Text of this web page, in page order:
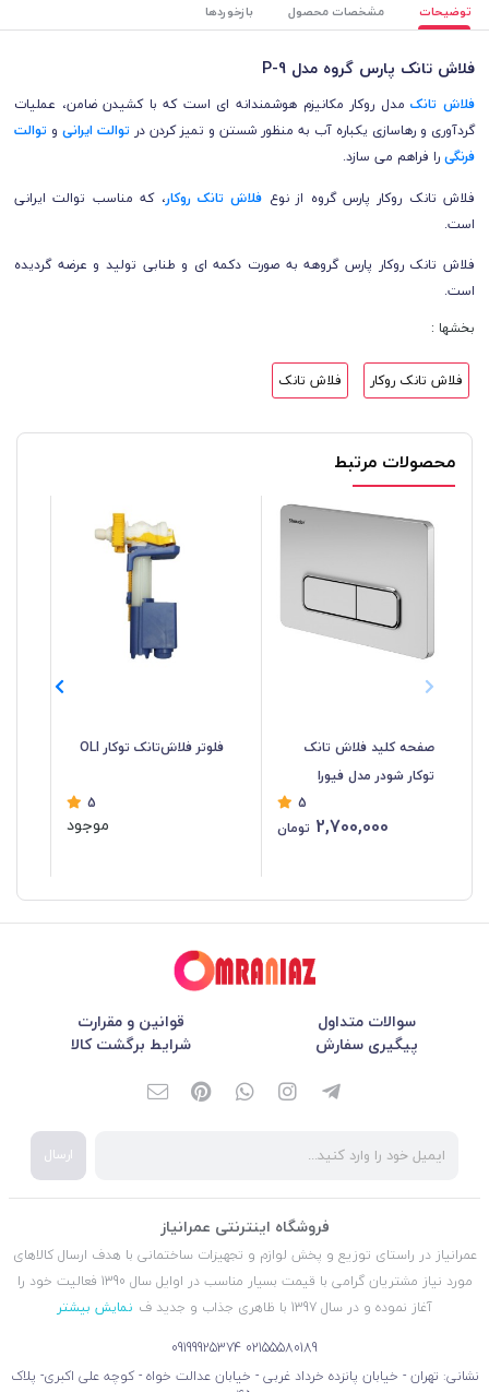
توضیحات مشخصات محصول بازخوردها
فلاش تانک پارس گروه مدل P-9
فلاش تانکمدل روکار مکانیزم هوشمندانه ای است که با کشیدن ضامن، عملیات
گردآوری و رهاسازی یکباره آب به منظور شستن و تمیز کردن در توالت ايرانی و توالت
فرنگیرا فراهم می سازد.
فلاش تانک روکار پارس گروه از نوع فلاش تانک روکار، که مناسب توالت ایرانی
است.
فلاش تانک روکار پارس گروهه به صورت دکمه ای و طنابی تولید و عرضه گردیده
است.
بخشها :
فلاش تانک روكار فلاش تانک
محصولات مرتبط
صفحه کلید فلاش تانک
توکار شودر مدل فیورا
5
2,700,000 تومان
فلوتر فلاش‌تانک توکار OLI
5
موجود
سوالات متداول
قوانین و مقرارت
پیگیری سفارش
شرایط برگشت کالا
ارسال
فروشگاه اینترنتی عمرانیاز
عمرانیاز در راستای توزیع و پخش لوازم و تجهیزات ساختمانی با هدف ارسال کالاهای
مورد نیاز مشتریان گرامی با قیمت بسیار مناسب در اوایل سال 1390 فعالیت خود را
آغاز نموده و در سال 1397 با ظاهری جذاب و جدید ف
نمایش بیشتر
02155580189
09199925374
نشانی: تهران - خیابان پانزده خرداد غربی - خیابان عدالت خواه - کوچه علی اکبری- پلاک